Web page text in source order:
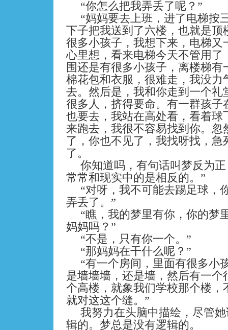
“你怎么把我弄丢了呢？”
“妈妈要去上班，进了电梯按
下子把我送到了六楼，也就是顶
很多小孩子，我想下来，电梯又
心里想，看来电梯今天不管用了
围还是有很多小孩子，离楼梯有
棉花包和衣服，很难走，我没力
去。然后是，我和你走到一个礼
很多人，挤得要命。有一群孩子
也要去，我站在高处看，看着球
来跑去，我很不容易找到你。忽
了，你也不见了，我找呀找，急
了。
你知道吗，有句话叫梦反为
常常和现实中的是相反的。”
“对呀，我不可能去踢足球，
弄丢了。”
“瞧，我的梦里有你，你的梦
妈妈吗？”
“不是，只有你一个。”
“那妈妈在干什么呢？”
“有一个房间，里面有很多小
是墙墙墙，还是墙，然后有一个
个高楼，就象我们学校那个楼，
就对这这个缝。”
我努力在头脑中描绘，尽管
辑的。梦总是没有逻辑的。